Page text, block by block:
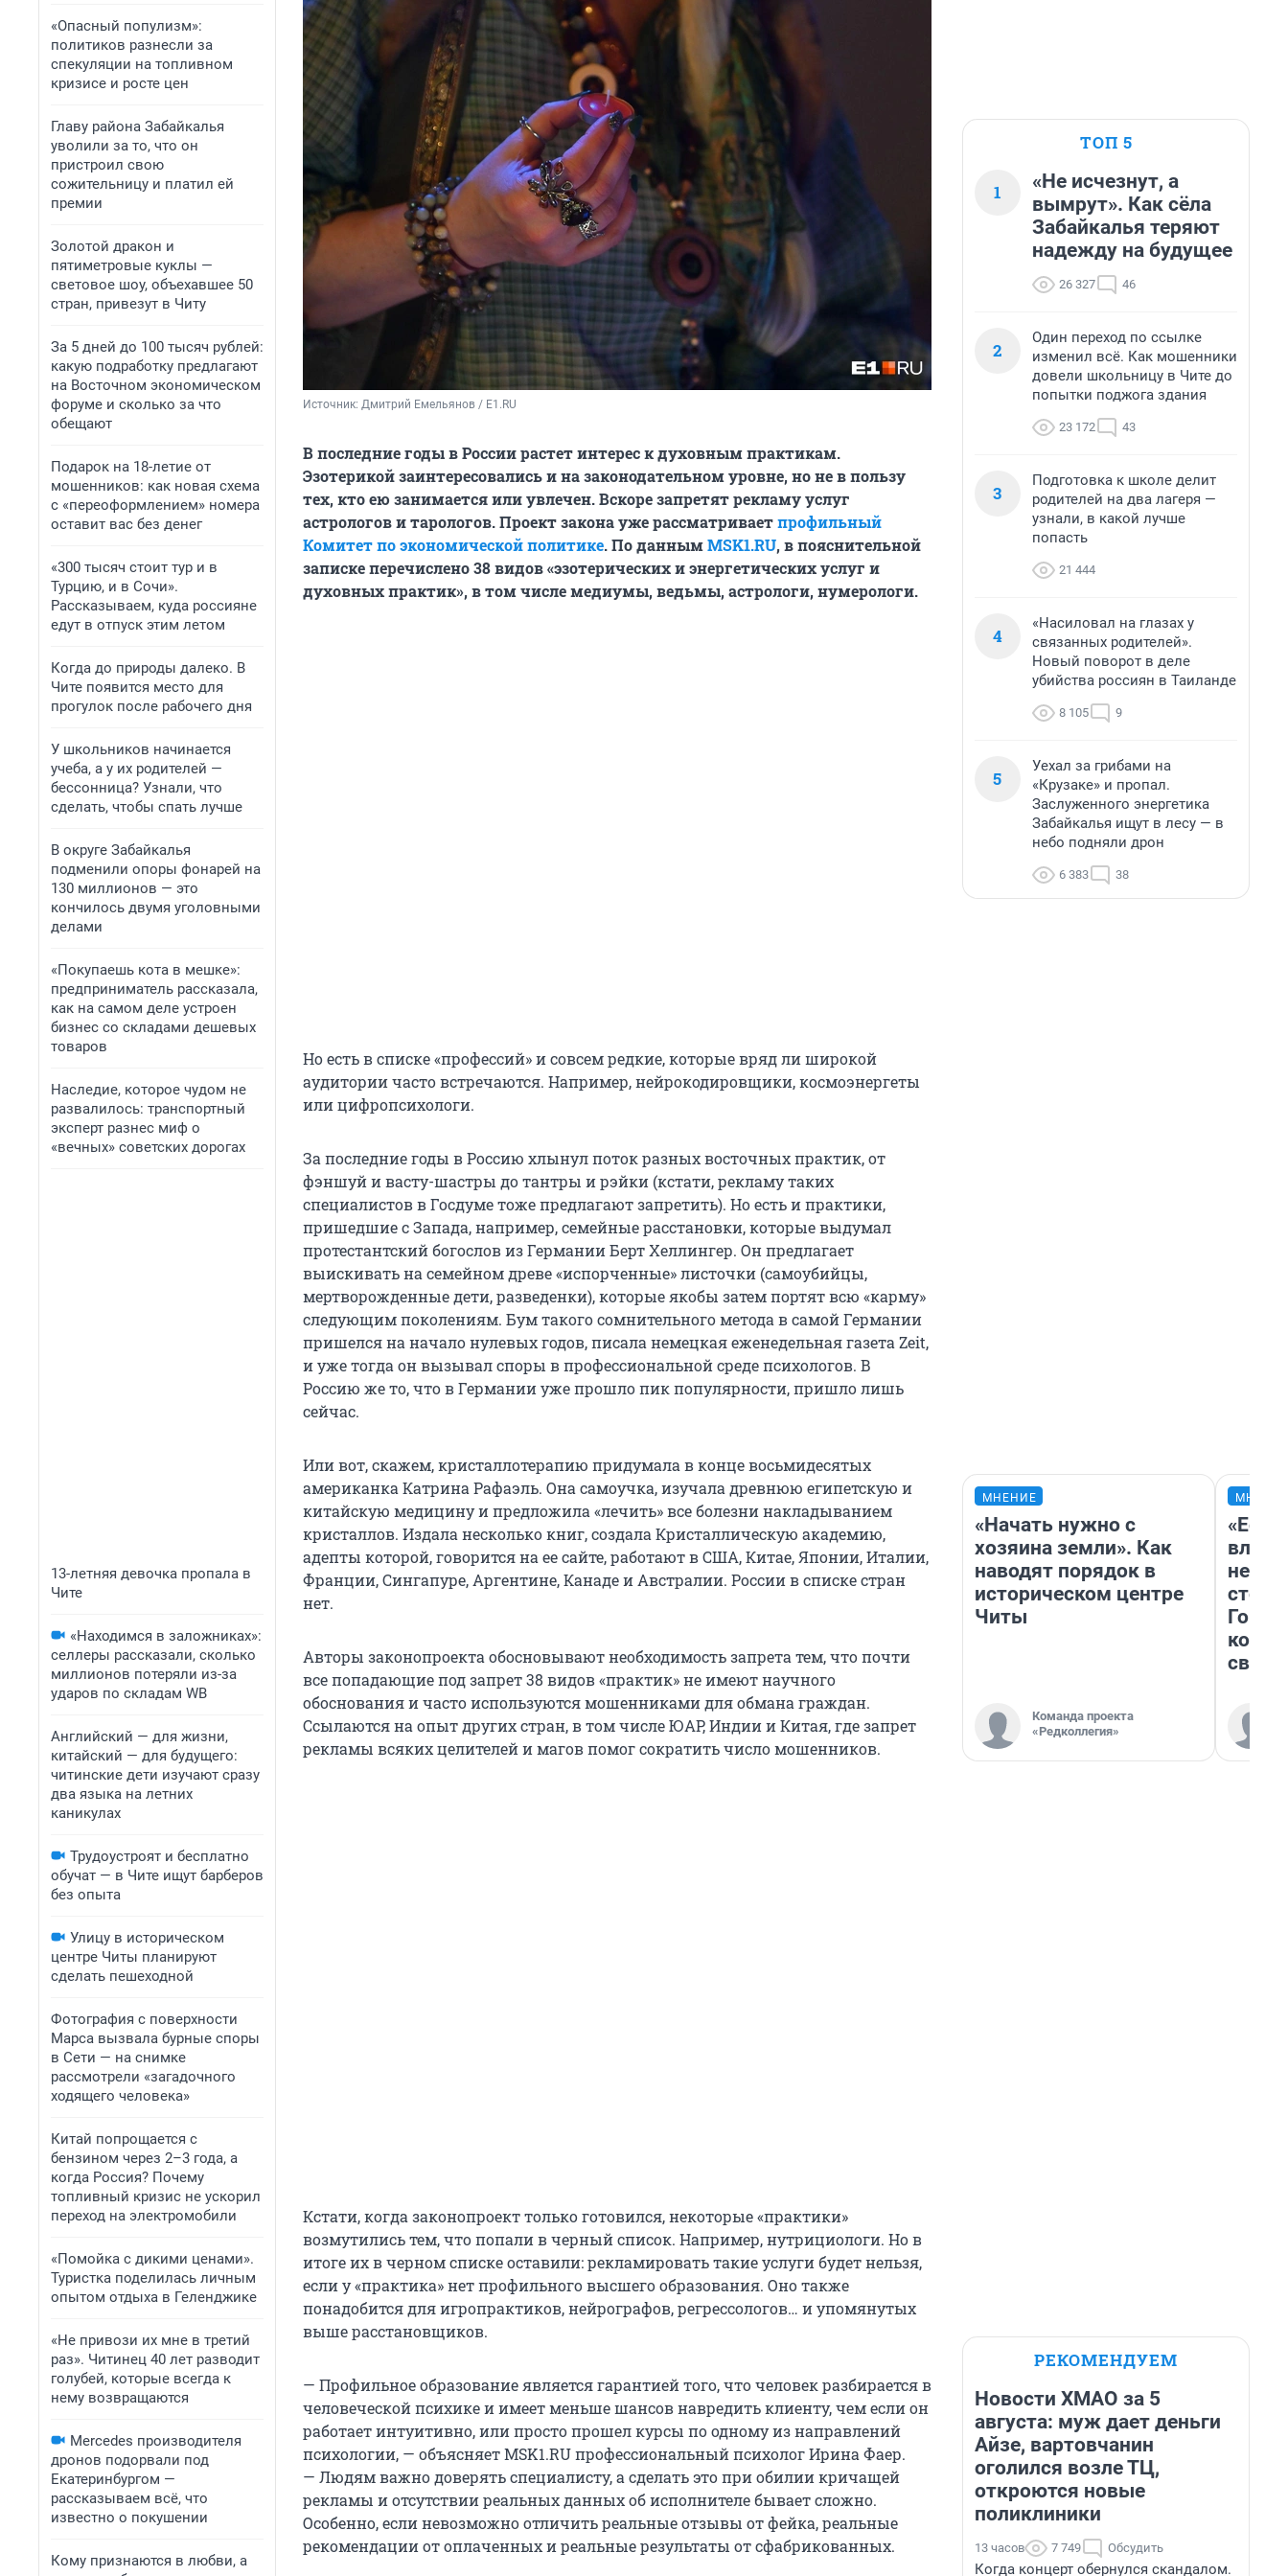
«Опасный популизм»:
политиков разнесли за
спекуляции на топливном
кризисе и росте цен
Главу района Забайкалья
уволили за то, что он
пристроил свою
сожительницу и платил ей
премии
Золотой дракон и
пятиметровые куклы —
световое шоу, объехавшее 50
стран, привезут в Читу
За 5 дней до 100 тысяч рублей:
какую подработку предлагают
на Восточном экономическом
форуме и сколько за что
обещают
Подарок на 18-летие от
мошенников: как новая схема
с «переоформлением» номера
оставит вас без денег
«300 тысяч стоит тур и в
Турцию, и в Сочи».
Рассказываем, куда россияне
едут в отпуск этим летом
Когда до природы далеко. В
Чите появится место для
прогулок после рабочего дня
У школьников начинается
учеба, а у их родителей —
бессонница? Узнали, что
сделать, чтобы спать лучше
В округе Забайкалья
подменили опоры фонарей на
130 миллионов — это
кончилось двумя уголовными
делами
«Покупаешь кота в мешке»:
предприниматель рассказала,
как на самом деле устроен
бизнес со складами дешевых
товаров
Наследие, которое чудом не
развалилось: транспортный
эксперт разнес миф о
«вечных» советских дорогах
13-летняя девочка пропала в
Чите
«Находимся в заложниках»:
селлеры рассказали, сколько
миллионов потеряли из-за
ударов по складам WB
Английский — для жизни,
китайский — для будущего:
читинские дети изучают сразу
два языка на летних
каникулах
Трудоустроят и бесплатно
обучат — в Чите ищут барберов
без опыта
Улицу в историческом
центре Читы планируют
сделать пешеходной
Фотография с поверхности
Марса вызвала бурные споры
в Сети — на снимке
рассмотрели «загадочного
ходящего человека»
Китай попрощается с
бензином через 2–3 года, а
когда Россия? Почему
топливный кризис не ускорил
переход на электромобили
«Помойка с дикими ценами».
Туристка поделилась личным
опытом отдыха в Геленджике
«Не привози их мне в третий
раз». Читинец 40 лет разводит
голубей, которые всегда к
нему возвращаются
Mercedes производителя
дронов подорвали под
Екатеринбургом —
рассказываем всё, что
известно о покушении
Кому признаются в любви, а
Источник: Дмитрий Емельянов / E1.RU
В последние годы в России растет интерес к духовным практикам.
Эзотерикой заинтересовались и на законодательном уровне, но не в пользу
тех, кто ею занимается или увлечен. Вскоре запретят рекламу услуг
астрологов и тарологов. Проект закона уже рассматриваетпрофильный
Комитет по экономической политике. По даннымMSK1.RU, в пояснительной
записке перечислено 38 видов «эзотерических и энергетических услуг и
духовных практик», в том числе медиумы, ведьмы, астрологи, нумерологи.
Но есть в списке «профессий» и совсем редкие, которые вряд ли широкой
аудитории часто встречаются. Например, нейрокодировщики, космоэнергеты
или цифропсихологи.
За последние годы в Россию хлынул поток разных восточных практик, от
фэншуй и васту-шастры до тантры и рэйки (кстати, рекламу таких
специалистов в Госдуме тоже предлагают запретить). Но есть и практики,
пришедшие с Запада, например, семейные расстановки, которые выдумал
протестантский богослов из Германии Берт Хеллингер. Он предлагает
выискивать на семейном древе «испорченные» листочки (самоубийцы,
мертворожденные дети, разведенки), которые якобы затем портят всю «карму»
следующим поколениям. Бум такого сомнительного метода в самой Германии
пришелся на начало нулевых годов, писала немецкая еженедельная газета Zeit,
и уже тогда он вызывал споры в профессиональной среде психологов. В
Россию же то, что в Германии уже прошло пик популярности, пришло лишь
сейчас.
Или вот, скажем, кристаллотерапию придумала в конце восьмидесятых
американка Катрина Рафаэль. Она самоучка, изучала древнюю египетскую и
китайскую медицину и предложила «лечить» все болезни накладыванием
кристаллов. Издала несколько книг, создала Кристаллическую академию,
адепты которой, говорится на ее сайте, работают в США, Китае, Японии, Италии,
Франции, Сингапуре, Аргентине, Канаде и Австралии. России в списке стран
нет.
Авторы законопроекта обосновывают необходимость запрета тем, что почти
все попадающие под запрет 38 видов «практик» не имеют научного
обоснования и часто используются мошенниками для обмана граждан.
Ссылаются на опыт других стран, в том числе ЮАР, Индии и Китая, где запрет
рекламы всяких целителей и магов помог сократить число мошенников.
Кстати, когда законопроект только готовился, некоторые «практики»
возмутились тем, что попали в черный список. Например, нутрициологи. Но в
итоге их в черном списке оставили: рекламировать такие услуги будет нельзя,
если у «практика» нет профильного высшего образования. Оно также
понадобится для игропрактиков, нейрографов, регрессологов… и упомянутых
выше расстановщиков.
— Профильное образование является гарантией того, что человек разбирается в
человеческой психике и имеет меньше шансов навредить клиенту, чем если он
работает интуитивно, или просто прошел курсы по одному из направлений
психологии, — объясняет MSK1.RU профессиональный психолог Ирина Фаер.
— Людям важно доверять специалисту, а сделать это при обилии кричащей
рекламы и отсутствии реальных данных об исполнителе бывает сложно.
Особенно, если невозможно отличить реальные отзывы от фейка, реальные
рекомендации от оплаченных и реальные результаты от сфабрикованных.
ТОП 5
1
«Не исчезнут, а
вымрут». Как сёла
Забайкалья теряют
надежду на будущее
26 327 46
2
Один переход по ссылке
изменил всё. Как мошенники
довели школьницу в Чите до
попытки поджога здания
23 172 43
3
Подготовка к школе делит
родителей на два лагеря —
узнали, в какой лучше
попасть
21 444
4
«Насиловал на глазах у
связанных родителей».
Новый поворот в деле
убийства россиян в Таиланде
8 105 9
5
Уехал за грибами на
«Крузаке» и пропал.
Заслуженного энергетика
Забайкалья ищут в лесу — в
небо подняли дрон
6 383 38
МНЕНИЕ
«Начать нужно с
хозяина земли». Как
наводят порядок в
историческом центре
Читы
Команда проекта
«Редколлегия»
РЕКОМЕНДУЕМ
Новости ХМАО за 5
августа: муж дает деньги
Айзе, вартовчанин
оголился возле ТЦ,
откроются новые
поликлиники
13 часов 7 749 Обсудить
Когда концерт обернулся скандалом.